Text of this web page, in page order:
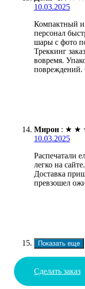
10.03.2025
Компактный
персонал
шары с фото
Треккинг
вовремя.
повреждений.
Мирон : ★ ★
10.03.2025
Распечатали
легко на
Доставка
превзошел
Показать еще
Сделать заказ